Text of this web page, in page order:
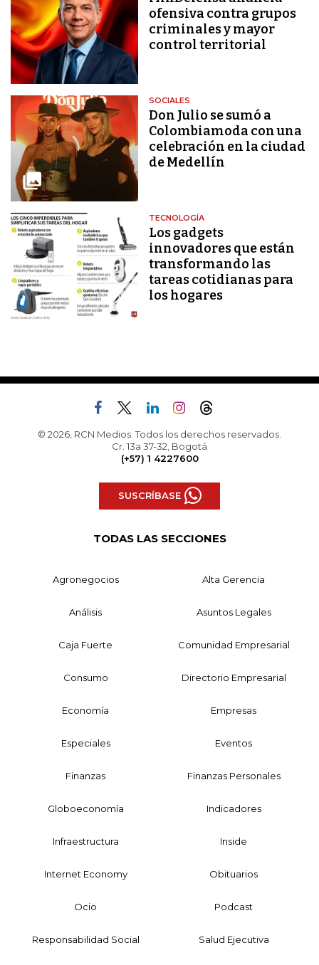
ofensiva contra grupos
criminales y mayor
control territorial
SOCIALES
Don Julio se sumó a
Colombiamoda con una
celebración en la ciudad
de Medellín
TECNOLOGÍA
Los gadgets
innovadores que están
transformando las
tareas cotidianas para
los hogares
© 2026, RCN Medios. Todos los derechos reservados.
Cr. 13a 37-32, Bogotá
(+57) 1 4227600
SUSCRÍBASE
TODAS LAS SECCIONES
Agronegocios Alta Gerencia
Análisis Asuntos Legales
Caja Fuerte Comunidad Empresarial
Consumo Directorio Empresarial
Economía Empresas
Especiales Eventos
Finanzas Finanzas Personales
Globoeconomía Indicadores
Infraestructura Inside
Internet Economy Obituarios
Ocio Podcast
Responsabilidad Social Salud Ejecutiva